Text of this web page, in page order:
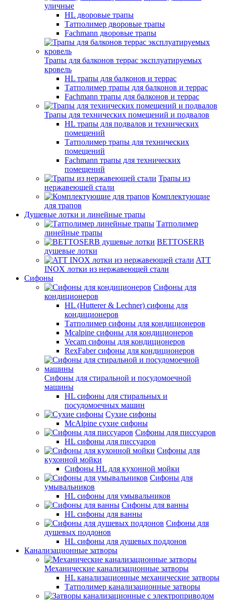
уличные
HL дворовые трапы
Татполимер дворовые трапы
Fachmann дворовые трапы
Трапы для балконов террас эксплуатируемых
кровель
HL трапы для балконов и террас
Татполимер трапы для балконов и террас
Fachmann трапы для балконов и террас
Трапы для технических помещений и подвалов
HL трапы для подвалов и технических
помещений
Татполимер трапы для технических
помещений
Fachmann трапы для технических
помещений
Трапы из
нержавеющей стали
Комплектующие
для трапов
Душевые лотки и линейные трапы
Татполимер
линейные трапы
BETTOSERB
душевые лотки
ATT
INOX лотки из нержавеющей стали
Сифоны
Сифоны для
кондиционеров
HL (Hutterer & Lechner) сифоны для
кондиционеров
Татполимер сифоны для кондиционеров
Mcalpine сифоны для кондиционеров
Vecam сифоны для кондиционеров
RexFaber сифоны для кондиционеров
Сифоны для стиральной и посудомоечной
машины
HL сифоны для стиральных и
посудомоечных машин
Сухие сифоны
McAlpine сухие сифоны
Сифоны для писсуаров
HL сифоны для писсуаров
Сифоны для
кухонной мойки
Сифоны HL для кухонной мойки
Сифоны для
умывальников
HL сифоны для умывальников
Сифоны для ванны
HL сифоны для ванны
Сифоны для
душевых поддонов
HL сифоны для душевых поддонов
Канализационные затворы
Механические канализационные затворы
HL канализационные механические затворы
Татполимер канализационные затворы